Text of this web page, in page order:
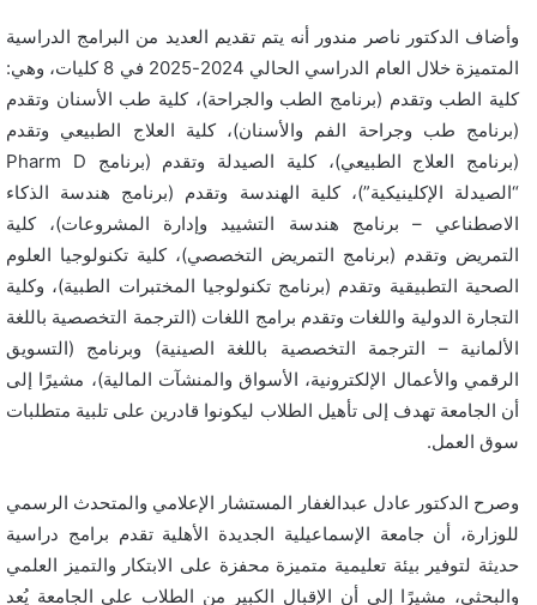
وأضاف الدكتور ناصر مندور أنه يتم تقديم العديد من البرامج الدراسية
المتميزة خلال العام الدراسي الحالي 2024-2025 في 8 كليات، وهي:
كلية الطب وتقدم (برنامج الطب والجراحة)، كلية طب الأسنان وتقدم
(برنامج طب وجراحة الفم والأسنان)، كلية العلاج الطبيعي وتقدم
(برنامج العلاج الطبيعي)، كلية الصيدلة وتقدم (برنامج Pharm D
“الصيدلة الإكلينيكية”)، كلية الهندسة وتقدم (برنامج هندسة الذكاء
الاصطناعي – برنامج هندسة التشييد وإدارة المشروعات)، كلية
التمريض وتقدم (برنامج التمريض التخصصي)، كلية تكنولوجيا العلوم
الصحية التطبيقية وتقدم (برنامج تكنولوجيا المختبرات الطبية)، وكلية
التجارة الدولية واللغات وتقدم برامج اللغات (الترجمة التخصصية باللغة
الألمانية – الترجمة التخصصية باللغة الصينية) وبرنامج (التسويق
الرقمي والأعمال الإلكترونية، الأسواق والمنشآت المالية)، مشيرًا إلى
أن الجامعة تهدف إلى تأهيل الطلاب ليكونوا قادرين على تلبية متطلبات
سوق العمل.
وصرح الدكتور عادل عبدالغفار المستشار الإعلامي والمتحدث الرسمي
للوزارة، أن جامعة الإسماعيلية الجديدة الأهلية تقدم برامج دراسية
حديثة لتوفير بيئة تعليمية متميزة محفزة على الابتكار والتميز العلمي
والبحثي، مشيرًا إلى أن الإقبال الكبير من الطلاب على الجامعة يُعد